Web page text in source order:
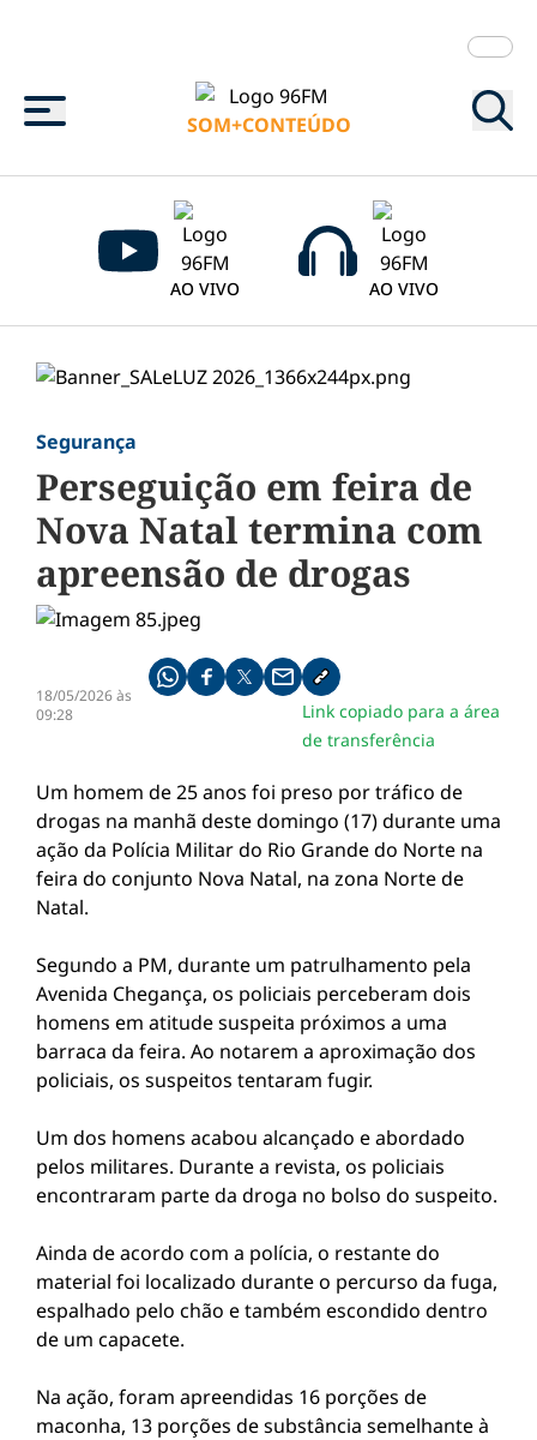
Menu
SOM+CONTEÚDO
AO VIVO AO VIVO
Segurança
Perseguição em feira de
Nova Natal termina com
apreensão de drogas
18/05/2026 às
09:28
Compartilhe pelo whatsapp
Compartilhar no facebook
Compartilhar no twitter
Compartilhe pelo email
Copiar link da notícia
Link copiado para a área
de transferência
Um homem de 25 anos foi preso por tráfico de
drogas na manhã deste domingo (17) durante uma
ação da Polícia Militar do Rio Grande do Norte na
feira do conjunto Nova Natal, na zona Norte de
Natal.
Segundo a PM, durante um patrulhamento pela
Avenida Chegança, os policiais perceberam dois
homens em atitude suspeita próximos a uma
barraca da feira. Ao notarem a aproximação dos
policiais, os suspeitos tentaram fugir.
Um dos homens acabou alcançado e abordado
pelos militares. Durante a revista, os policiais
encontraram parte da droga no bolso do suspeito.
Ainda de acordo com a polícia, o restante do
material foi localizado durante o percurso da fuga,
espalhado pelo chão e também escondido dentro
de um capacete.
Na ação, foram apreendidas 16 porções de
maconha, 13 porções de substância semelhante à